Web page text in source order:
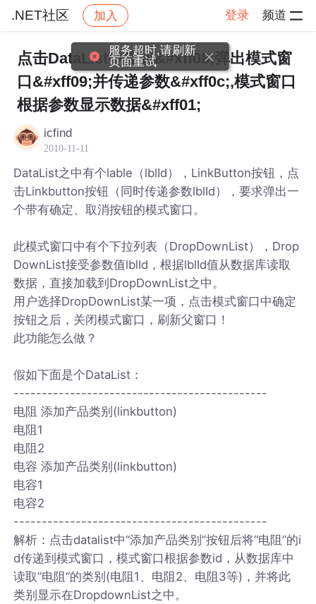
.NET社区 加入 登录 频道
社区 .NET社区 帖子详情
点击DataList中按钮&#xff08;弹出模式窗
口&#xff09;并传递参数&#xff0c;,模式窗口
根据参数显示数据&#xff01;
icfind
2010-11-11
DataList之中有个lable（lblId），LinkButton按钮，点
击Linkbutton按钮（同时传递参数lblId），要求弹出一
个带有确定、取消按钮的模式窗口。
此模式窗口中有个下拉列表（DropDownList），Drop
DownList接受参数值lblId，根据lblId值从数据库读取
数据，直接加载到DropDownList之中。
用户选择DropDownList某一项，点击模式窗口中确定
按钮之后，关闭模式窗口，刷新父窗口！
此功能怎么做？
假如下面是个DataList：
---------------------------------------------
电阻 添加产品类别(linkbutton)
电阻1
电阻2
电容 添加产品类别(linkbutton)
电容1
电容2
---------------------------------------------
解析：点击datalist中“添加产品类别”按钮后将“电阻”的i
d传递到模式窗口，模式窗口根据参数id，从数据库中
读取”电阻“的类别(电阻1、电阻2、电阻3等)，并将此
类别显示在DropdownList之中。
服务超时,请刷新
页面重试